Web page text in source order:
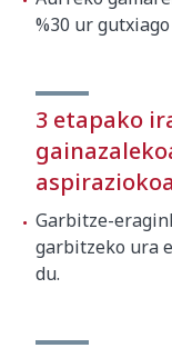
%30 ur
3 etapako
aspiraziokoa
Garbitze-
garbitzeko ura
du.